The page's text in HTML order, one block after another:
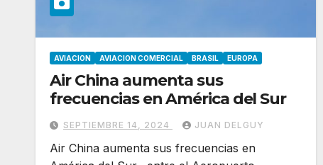
AVIACION AVIACION COMERCIAL BRASIL EUROPA
Air China aumenta sus
frecuencias en América del Sur
SEPTIEMBRE 14, 2024 JUAN DELGUY
Air China aumenta sus frecuencias en